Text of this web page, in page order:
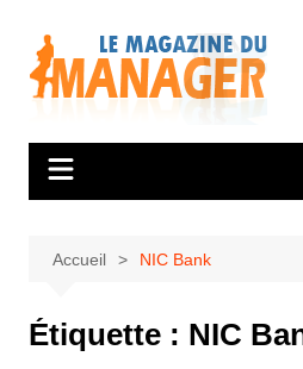
contenu
Accueil NIC Bank
Étiquette : NIC